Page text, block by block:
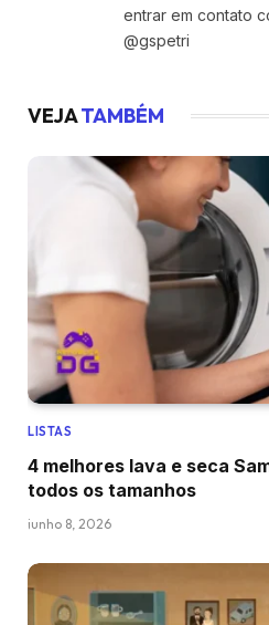
entrar em contato
@gspetri
VEJATAMBÉM
LISTAS
4 melhores lava e seca
todos os tamanhos
junho 8, 2026